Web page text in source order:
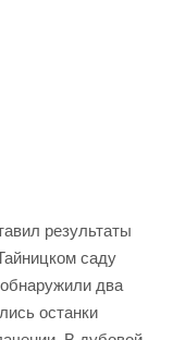
результаты
саду
два
останки